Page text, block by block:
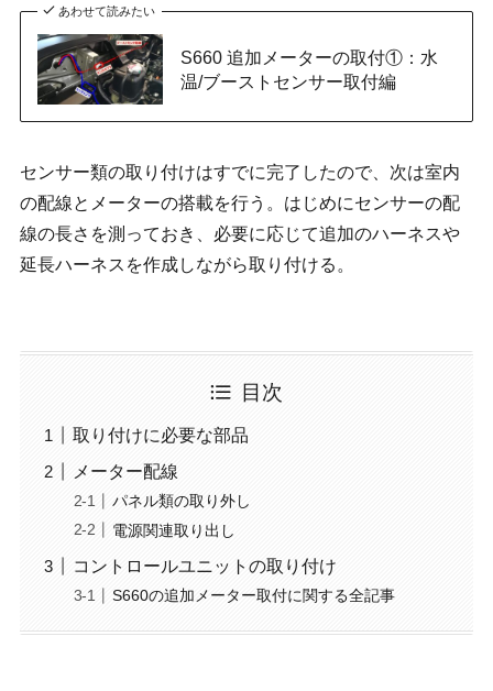
あわせて読みたい
S660 追加メーターの取付①：水
温/ブーストセンサー取付編
センサー類の取り付けはすでに完了したので、次は室内
の配線とメーターの搭載を行う。はじめにセンサーの配
線の長さを測っておき、必要に応じて追加のハーネスや
延長ハーネスを作成しながら取り付ける。
目次
取り付けに必要な部品
メーター配線
パネル類の取り外し
電源関連取り出し
コントロールユニットの取り付け
S660の追加メーター取付に関する全記事